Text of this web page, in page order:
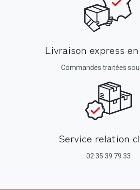
Livraison express
Commandes traitées
Service relation
02 35 39 79 33